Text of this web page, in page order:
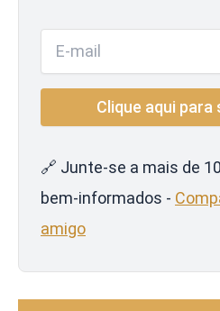
🔗 Junte-se a mais de
bem-informados -
amigo